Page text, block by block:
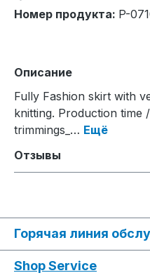
Номер продукта: P-
Описание
Fully Fashion skirt with
knitting. Production time
trimmings_… Ещё
Отзывы
Горячая линия
Shop Service